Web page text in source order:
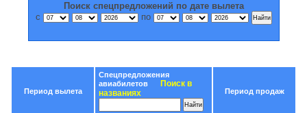
Поиск спецпредложений по дате вылета
с
по
Период вылета
Спецпредложения
авиабилетов
Поиск в
названиях
Период продаж